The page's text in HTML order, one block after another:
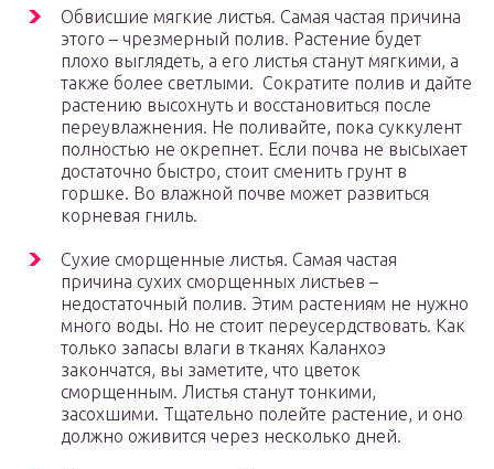
Обвисшие мягкие листья. Самая частая причина
этого – чрезмерный полив. Растение будет
плохо выглядеть, а его листья станут мягкими, а
также более светлыми. Сократите полив и дайте
растению высохнуть и восстановиться после
переувлажнения. Не поливайте, пока суккулент
полностью не окрепнет. Если почва не высыхает
достаточно быстро, стоит сменить грунт в
горшке. Во влажной почве может развиться
корневая гниль.
Сухие сморщенные листья. Самая частая
причина сухих сморщенных листьев –
недостаточный полив. Этим растениям не нужно
много воды. Но не стоит переусердствовать. Как
только запасы влаги в тканях Каланхоэ
закончатся, вы заметите, что цветок
сморщенным. Листья станут тонкими,
засохшими. Тщательно полейте растение, и оно
должно оживится через несколько дней.